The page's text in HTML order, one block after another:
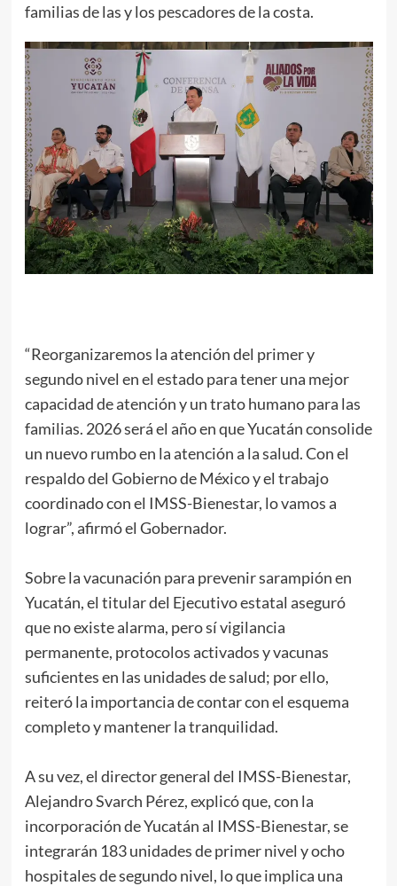
familias de las y los pescadores de la costa.
“Reorganizaremos la atención del primer y
segundo nivel en el estado para tener una mejor
capacidad de atención y un trato humano para las
familias. 2026 será el año en que Yucatán consolide
un nuevo rumbo en la atención a la salud. Con el
respaldo del Gobierno de México y el trabajo
coordinado con el IMSS-Bienestar, lo vamos a
lograr”, afirmó el Gobernador.
Sobre la vacunación para prevenir sarampión en
Yucatán, el titular del Ejecutivo estatal aseguró
que no existe alarma, pero sí vigilancia
permanente, protocolos activados y vacunas
suficientes en las unidades de salud; por ello,
reiteró la importancia de contar con el esquema
completo y mantener la tranquilidad.
A su vez, el director general del IMSS-Bienestar,
Alejandro Svarch Pérez, explicó que, con la
incorporación de Yucatán al IMSS-Bienestar, se
integrarán 183 unidades de primer nivel y ocho
hospitales de segundo nivel, lo que implica una